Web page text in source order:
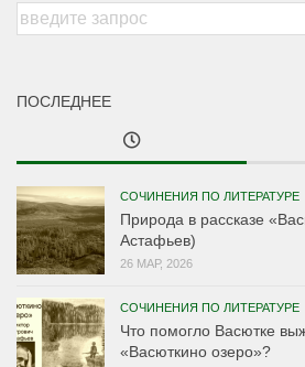
ПОСЛЕДНЕЕ
СОЧИНЕНИЯ ПО ЛИТЕРАТУРЕ
Природа в рассказе
Астафьев)
26 МАР, 2026
СОЧИНЕНИЯ ПО ЛИТЕРАТУРЕ
Что помогло Васютке
«Васюткино озеро»?